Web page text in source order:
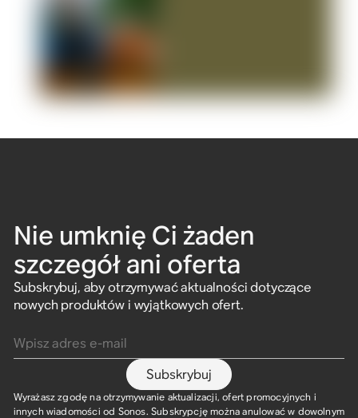
Nie umknię Ci żaden
szczegół ani oferta
Subskrybuj, aby otrzymywać aktualności dotyczące
nowych produktów i wyjątkowych ofert.
Subskrybuj
Wyrażasz zgodę na otrzymywanie aktualizacji, ofert promocyjnych i
innych wiadomości od Sonos. Subskrypcję można anulować w dowolnym